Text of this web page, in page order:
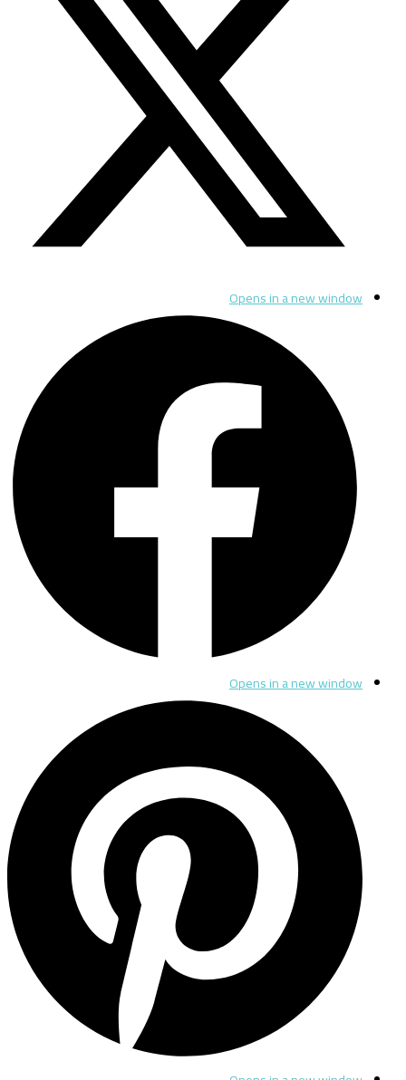
Opens in a new window
Opens in a new window